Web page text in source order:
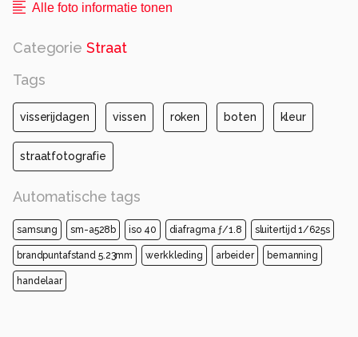
Alle foto informatie tonen
Categorie Straat
Tags
visserijdagen vissen roken boten kleur
straatfotografie
Automatische tags
samsung sm-a528b iso 40 diafragma ƒ/1.8 sluitertijd 1/625s
brandpuntafstand 5.23mm werkkleding arbeider bemanning
handelaar